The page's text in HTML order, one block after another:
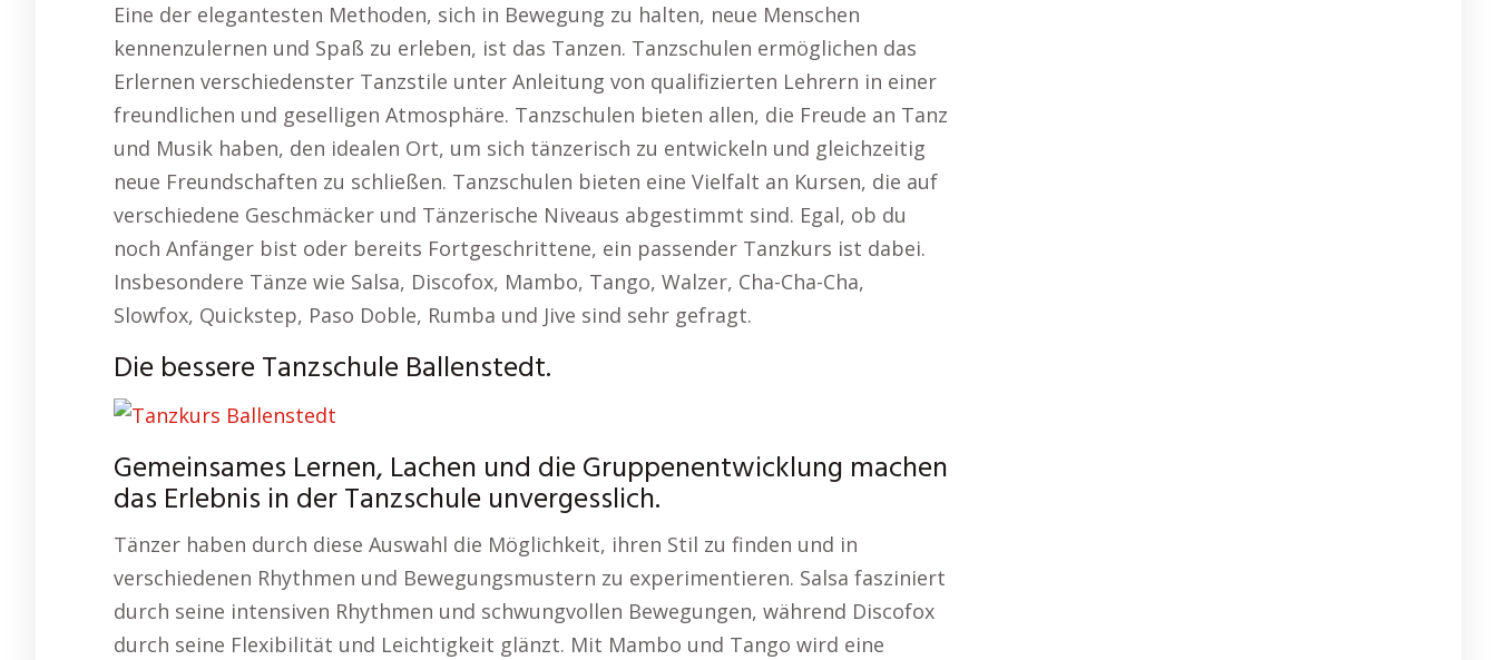
Eine der elegantesten Methoden, sich in Bewegung zu halten, neue Menschen
kennenzulernen und Spaß zu erleben, ist das Tanzen. Tanzschulen ermöglichen das
Erlernen verschiedenster Tanzstile unter Anleitung von qualifizierten Lehrern in einer
freundlichen und geselligen Atmosphäre. Tanzschulen bieten allen, die Freude an Tanz
und Musik haben, den idealen Ort, um sich tänzerisch zu entwickeln und gleichzeitig
neue Freundschaften zu schließen. Tanzschulen bieten eine Vielfalt an Kursen, die auf
verschiedene Geschmäcker und Tänzerische Niveaus abgestimmt sind. Egal, ob du
noch Anfänger bist oder bereits Fortgeschrittene, ein passender Tanzkurs ist dabei.
Insbesondere Tänze wie Salsa, Discofox, Mambo, Tango, Walzer, Cha-Cha-Cha,
Slowfox, Quickstep, Paso Doble, Rumba und Jive sind sehr gefragt.
Die bessere Tanzschule Ballenstedt.
Gemeinsames Lernen, Lachen und die Gruppenentwicklung machen
das Erlebnis in der Tanzschule unvergesslich.
Tänzer haben durch diese Auswahl die Möglichkeit, ihren Stil zu finden und in
verschiedenen Rhythmen und Bewegungsmustern zu experimentieren. Salsa fasziniert
durch seine intensiven Rhythmen und schwungvollen Bewegungen, während Discofox
durch seine Flexibilität und Leichtigkeit glänzt. Mit Mambo und Tango wird eine